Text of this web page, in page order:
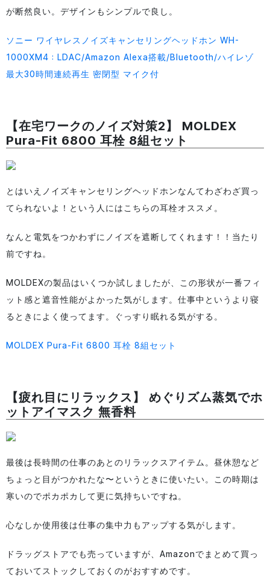
が断然良い。デザインもシンプルで良し。
ソニー ワイヤレスノイズキャンセリングヘッドホン WH-
1000XM4 : LDAC/Amazon Alexa搭載/Bluetooth/ハイレゾ
最大30時間連続再生 密閉型 マイク付
【在宅ワークのノイズ対策2】 MOLDEX
Pura-Fit 6800 耳栓 8組セット
とはいえノイズキャンセリングヘッドホンなんてわざわざ買っ
てられないよ！という人にはこちらの耳栓オススメ。
なんと電気をつかわずにノイズを遮断してくれます！！当たり
前ですね。
MOLDEXの製品はいくつか試しましたが、この形状が一番フィ
ット感と遮音性能がよかった気がします。仕事中というより寝
るときによく使ってます。ぐっすり眠れる気がする。
MOLDEX Pura-Fit 6800 耳栓 8組セット
【疲れ目にリラックス】 めぐりズム蒸気でホ
ットアイマスク 無香料
最後は長時間の仕事のあとのリラックスアイテム。昼休憩など
ちょっと目がつかれたな〜というときに使いたい。この時期は
寒いのでポカポカして更に気持ちいですね。
心なしか使用後は仕事の集中力もアップする気がします。
ドラッグストアでも売っていますが、Amazonでまとめて買っ
ておいてストックしておくのがおすすめです。